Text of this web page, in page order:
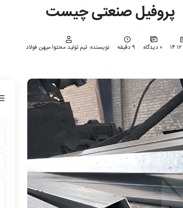
پروفیل صنعتی چیست
۰ دیدگاه 9 دقیقه نویسنده: تیم تولید محتوا میهن فولاد